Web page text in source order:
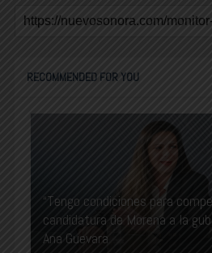
RECOMMENDED FOR YOU
“Tengo condiciones para
candidatura de Morena a la
Ana Guevara